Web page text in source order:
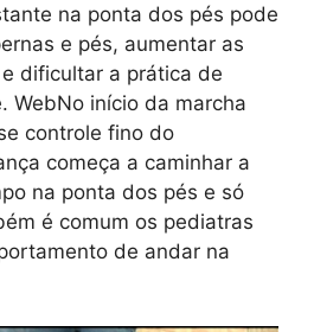
na ponta dos pés pode
e pés, aumentar as
dificultar a prática de
WebNo início da marcha
controle fino do
começa a caminhar a
na ponta dos pés e só
é comum os pediatras
de andar na